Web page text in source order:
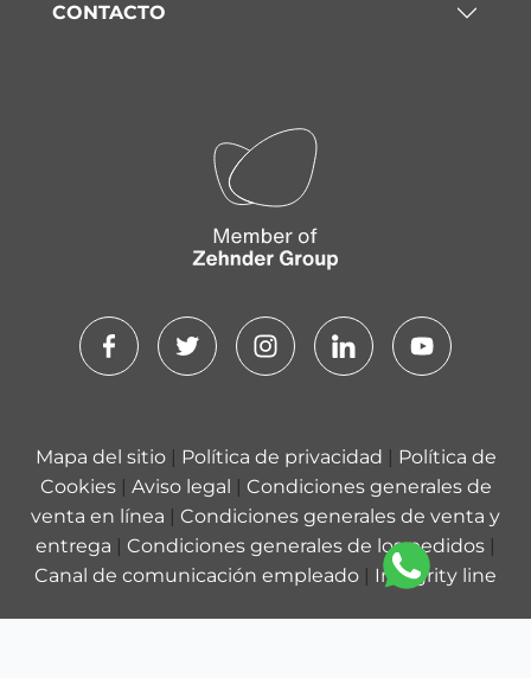
CONTACTO
Mapa del sitio | Política de privacidad | Política de
Cookies | Aviso legal | Condiciones generales de
venta en línea | Condiciones generales de venta y
entrega | Condiciones generales de los pedidos |
Canal de comunicación empleado | Integrity line